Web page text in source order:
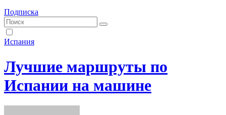
Подписка
Испания
Лучшие маршруты по
Испании на машине